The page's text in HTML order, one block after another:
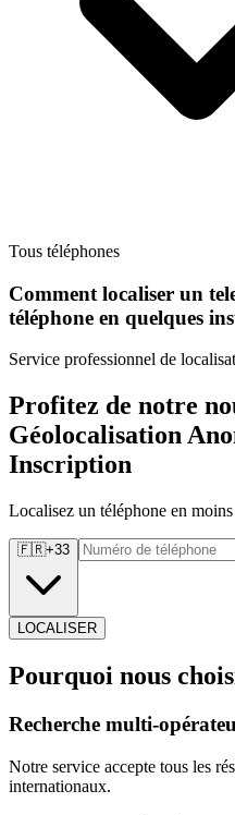
Tous téléphones
Comment localiser un
téléphone en quelques
Service professionnel de
Profitez de notre
Géolocalisation
Inscription
Localisez un téléphone en
🇫🇷+33
LOCALISER
Pourquoi nous
Recherche multi-
Notre service accepte tous les
internationaux.